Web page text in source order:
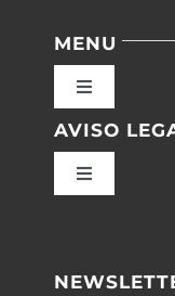
MENU
Toggle
Inicio
Blog
AVISO
Toggle